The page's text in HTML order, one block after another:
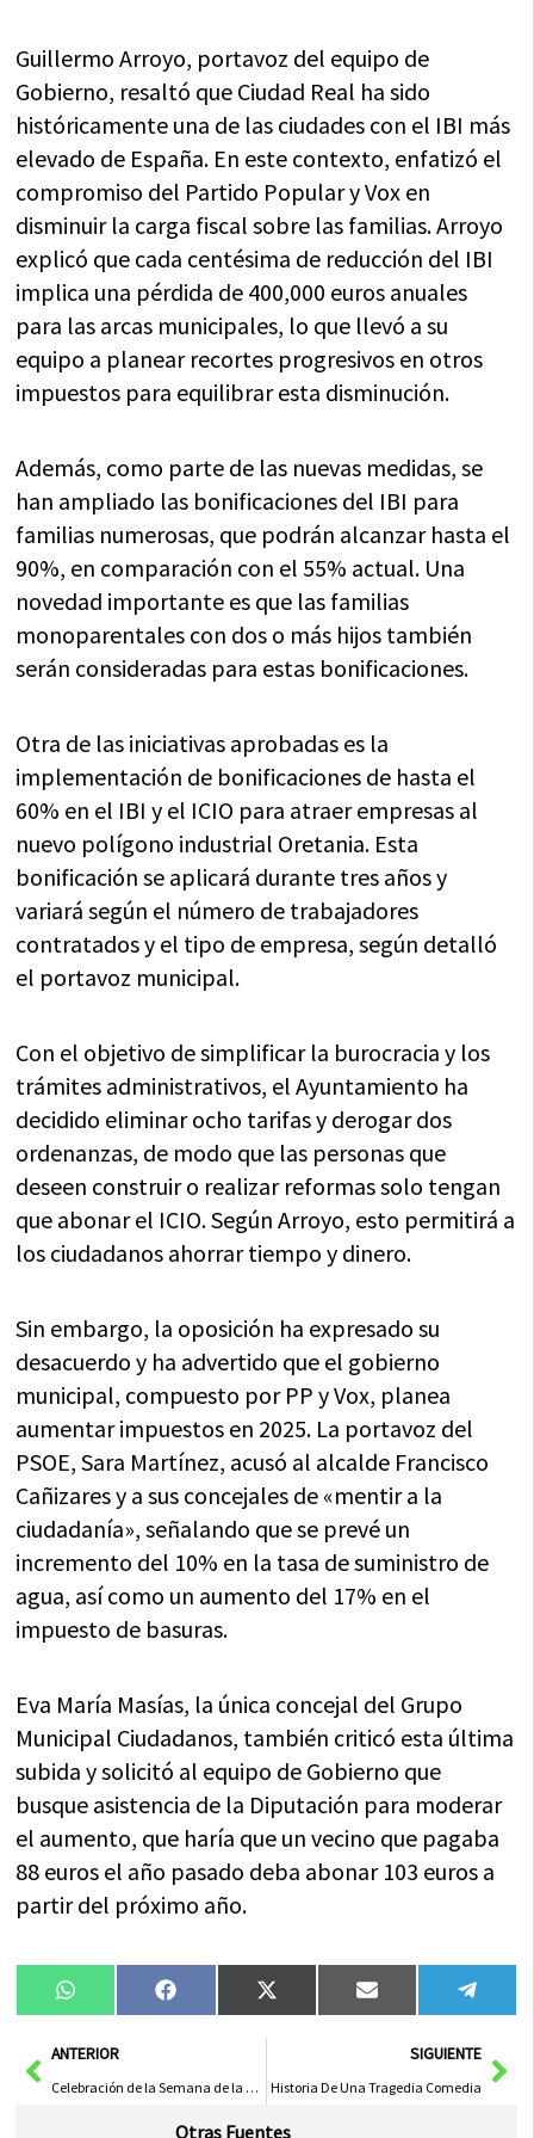
Guillermo Arroyo, portavoz del equipo de
Gobierno, resaltó que Ciudad Real ha sido
históricamente una de las ciudades con el IBI más
elevado de España. En este contexto, enfatizó el
compromiso del Partido Popular y Vox en
disminuir la carga fiscal sobre las familias. Arroyo
explicó que cada centésima de reducción del IBI
implica una pérdida de 400,000 euros anuales
para las arcas municipales, lo que llevó a su
equipo a planear recortes progresivos en otros
impuestos para equilibrar esta disminución.
Además, como parte de las nuevas medidas, se
han ampliado las bonificaciones del IBI para
familias numerosas, que podrán alcanzar hasta el
90%, en comparación con el 55% actual. Una
novedad importante es que las familias
monoparentales con dos o más hijos también
serán consideradas para estas bonificaciones.
Otra de las iniciativas aprobadas es la
implementación de bonificaciones de hasta el
60% en el IBI y el ICIO para atraer empresas al
nuevo polígono industrial Oretania. Esta
bonificación se aplicará durante tres años y
variará según el número de trabajadores
contratados y el tipo de empresa, según detalló
el portavoz municipal.
Con el objetivo de simplificar la burocracia y los
trámites administrativos, el Ayuntamiento ha
decidido eliminar ocho tarifas y derogar dos
ordenanzas, de modo que las personas que
deseen construir o realizar reformas solo tengan
que abonar el ICIO. Según Arroyo, esto permitirá a
los ciudadanos ahorrar tiempo y dinero.
Sin embargo, la oposición ha expresado su
desacuerdo y ha advertido que el gobierno
municipal, compuesto por PP y Vox, planea
aumentar impuestos en 2025. La portavoz del
PSOE, Sara Martínez, acusó al alcalde Francisco
Cañizares y a sus concejales de «mentir a la
ciudadanía», señalando que se prevé un
incremento del 10% en la tasa de suministro de
agua, así como un aumento del 17% en el
impuesto de basuras.
Eva María Masías, la única concejal del Grupo
Municipal Ciudadanos, también criticó esta última
subida y solicitó al equipo de Gobierno que
busque asistencia de la Diputación para moderar
el aumento, que haría que un vecino que pagaba
88 euros el año pasado deba abonar 103 euros a
partir del próximo año.
Compartir
en
WhatsAppCompartir
en
FacebookCompartir
en
X
(Twitter)
Compartir
en
Email
en
AntANTERIOR
Celebración de la Semana de la Movilidad en Almansa: Yincana ‘Combina y muévete’ para fomentar el transporte sostenible
SIGUIENTE
Historia De Una Tragedia Comedia
Otras Fuentes